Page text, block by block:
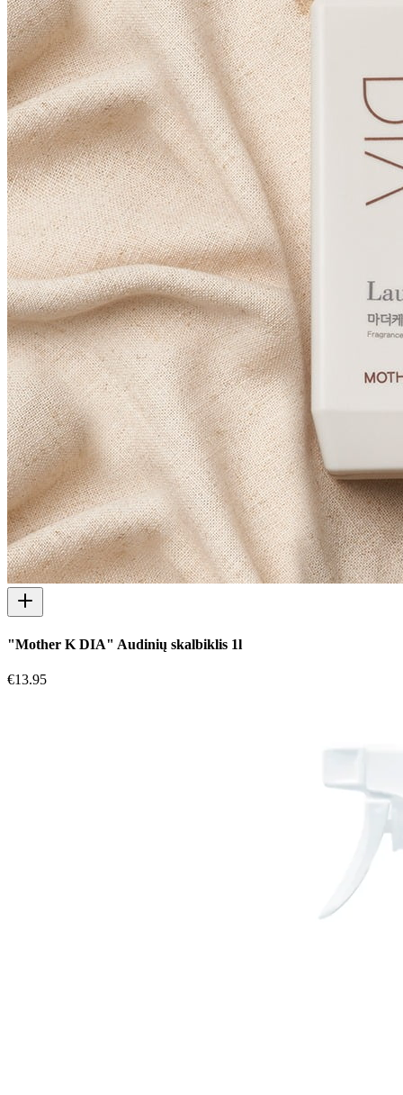
"Mother K DIA" Audinių skalbiklis 1l
€13.95